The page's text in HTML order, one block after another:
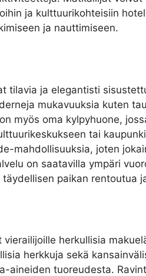
ja kulttuurikohteisiin
ja nauttimiseen.
tilavia ja elegantisti
mukavuuksia kuten
myös oma kylpyhuone,
tai
mahdollisuuksia, joten
on saatavilla ympäri
paikan rentoutua
herkullisia
herkkuja sekä
aineiden tuoreudesta.